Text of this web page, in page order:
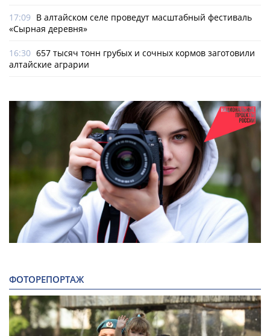
17:09 В алтайском селе проведут масштабный фестиваль
«Сырная деревня»
16:30 657 тысяч тонн грубых и сочных кормов заготовили
алтайские аграрии
ФОТОРЕПОРТАЖ